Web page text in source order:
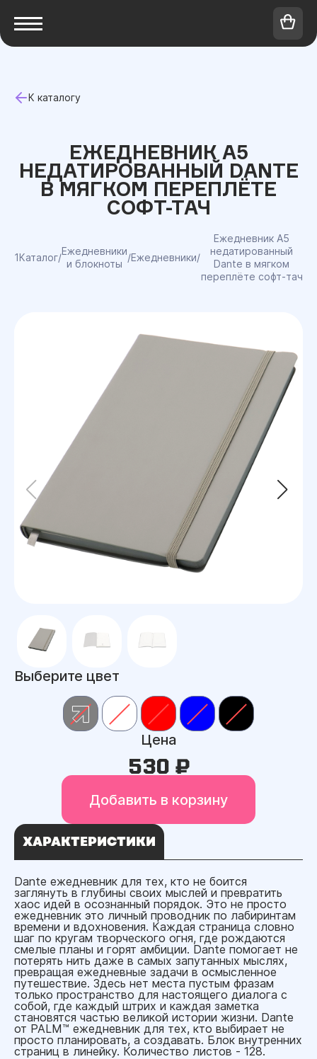
К каталогу
ЕЖЕДНЕВНИК A5
НЕДАТИРОВАННЫЙ DANTE
В МЯГКОМ ПЕРЕПЛЁТЕ
СОФТ-ТАЧ
1Каталог/
Ежедневники
и блокноты
/Ежедневники/
Ежедневник A5
недатированный
Dante в мягком
переплёте софт-тач
Выберите цвет
Цена
530 ₽
Добавить в корзину
ХАРАКТЕРИСТИКИ
Dante ежедневник для тех, кто не боится
заглянуть в глубины своих мыслей и превратить
хаос идей в осознанный порядок. Это не просто
ежедневник это личный проводник по лабиринтам
времени и вдохновения. Каждая страница словно
шаг по кругам творческого огня, где рождаются
смелые планы и горят амбиции. Dante помогает не
потерять нить даже в самых запутанных мыслях,
превращая ежедневные задачи в осмысленное
путешествие. Здесь нет места пустым фразам
только пространство для настоящего диалога с
собой, где каждый штрих и каждая заметка
становятся частью великой истории жизни. Dante
от PALM™ ежедневник для тех, кто выбирает не
просто планировать, а создавать. Блок внутренних
страниц в линейку. Количество листов - 128.